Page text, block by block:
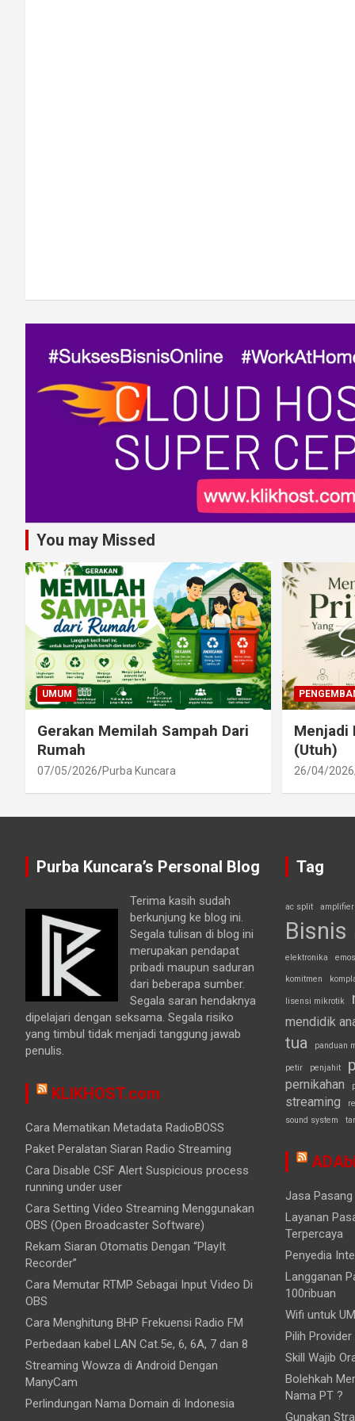
You may Missed
UMUM
Gerakan Memilah Sampah Dari
Rumah
07/05/2026 Purba Kuncara
Menjadi
(Utuh)
26/04/2026
Purba Kuncara’s Personal Blog
Terima kasih sudah
berkunjung ke blog ini.
Segala tulisan di blog ini
merupakan pendapat
pribadi maupun saduran
dari beberapa sumber.
Segala saran hendaknya
dipelajari dengan seksama. Segala risiko
yang timbul tidak menjadi tanggung jawab
penulis.
KLIKHOST.com
Cara Mematikan Metadata RadioBOSS
Paket Peralatan Siaran Radio Streaming
Cara Disable CSF Alert Suspicious process
running under user
Cara Setting Video Streaming Menggunakan
OBS (Open Broadcaster Software)
Rekam Siaran Otomatis Dengan “PlayIt
Recorder”
Cara Memutar RTMP Sebagai Input Video Di
OBS
Cara Menghitung BHP Frekuensi Radio FM
Perbedaan kabel LAN Cat.5e, 6, 6A, 7 dan 8
Streaming Wowza di Android Dengan
ManyCam
Perlindungan Nama Domain di Indonesia
Tag
ac split amplifier
Bisnis
elektronika
komitmen
lisensi mikrotik
mendidik
tua
panduan
petir penjahit
pernikahan
streaming
sound system
Jasa Pasang
Layanan
Terpercaya
Penyedia
Langganan
100ribuan
Wifi untuk
Pilih
Skill Wajib
Bolehkah
Nama PT ?
Gunakan